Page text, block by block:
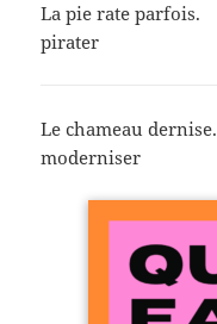
La pie rate parfois.
pirater
Le chameau dernise.
moderniser